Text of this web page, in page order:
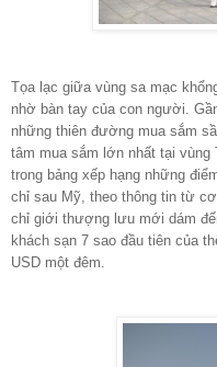
Tọa lạc giữa vùng sa mạc
nhờ bàn tay của con người.
những thiên đường mua sắm
tâm mua sắm lớn nhất tại vùng
trong bảng xếp hạng những
chỉ sau Mỹ, theo thông tin từ
chỉ giới thượng lưu mới dám
khách sạn 7 sao đầu tiên của
USD một đêm.